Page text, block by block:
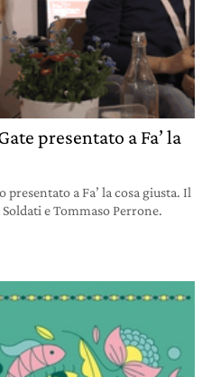
presentato a Fa’ la
a Fa’ la cosa giusta. Il
e Tommaso Perrone.